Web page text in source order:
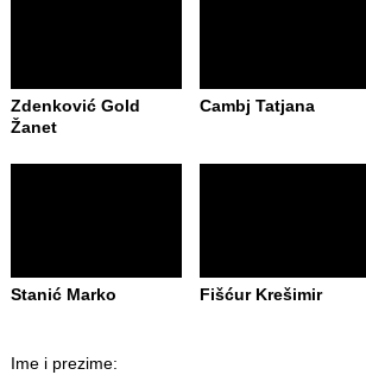
Zdenković Gold
Žanet
Cambj Tatjana
Stanić Marko Fišćur Krešimir
Ime i prezime: